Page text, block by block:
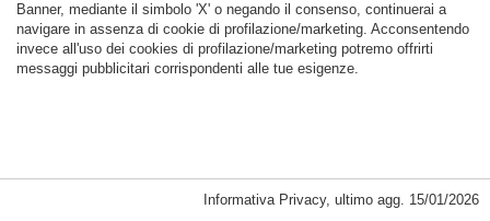
Policy
Cookie Policy
Banner, mediante il simbolo 'X' o negando il consenso, continuerai a
navigare in assenza di cookie di profilazione/marketing. Acconsentendo
invece all'uso dei cookies di profilazione/marketing potremo offrirti
messaggi pubblicitari corrispondenti alle tue esigenze.
Informativa Privacy, ultimo agg. 15/01/2026